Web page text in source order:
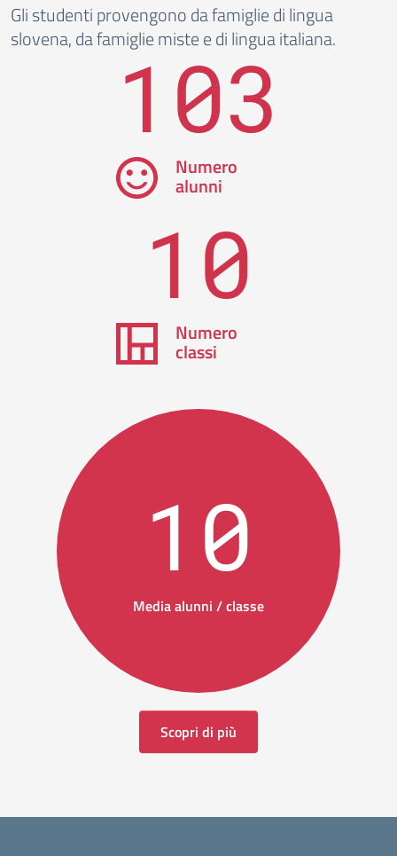
Gli studenti provengono da famiglie di lingua
slovena, da famiglie miste e di lingua italiana.
103
Numero
alunni
10
Numero
classi
10
Media alunni / classe
Scopri di più